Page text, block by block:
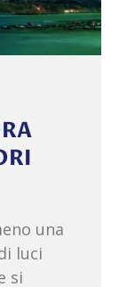
una
luci
si